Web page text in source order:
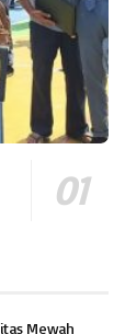
Mewah